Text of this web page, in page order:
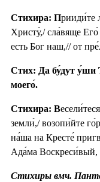
Стихира: Прииди́те
Христу́,/ сла́вяще
есть Бог наш,// от
Стих: Да бу́дут у́ши
моего́.
Стихира: В
земли́,/ возопи́йте
на́ша на Кресте́
Ада́ма Воскреси́вый,
Стихиры вмч.